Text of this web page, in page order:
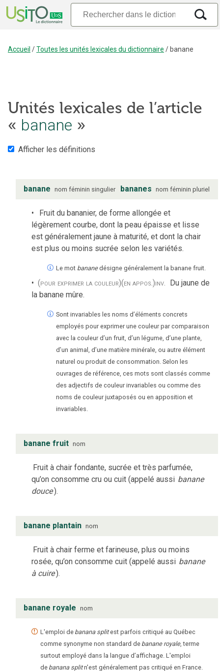
Accueil /Toutes les unités lexicales du dictionnaire / banane
Unités lexicales de l’article
« banane »
Afficher les définitions
banane nom féminin singulier bananes nom féminin pluriel
Fruit du bananier, de forme allongée et
légèrement courbe, dont la peau épaisse et lisse
est généralement jaune à maturité, et dont la chair
est plus ou moins sucrée selon les variétés.
Le mot banane désigne généralement la banane fruit.
(pour exprimer la couleur)(en appos.)inv. Du jaune de
la banane mûre.
Sont invariables les noms d’éléments concrets
employés pour exprimer une couleur par comparaison
avec la couleur d’un fruit, d’un légume, d’une plante,
d’un animal, d’une matière minérale, ou autre élément
naturel ou produit de consommation. Selon les
ouvrages de référence, ces mots sont classés comme
des adjectifs de couleur invariables ou comme des
noms de couleur juxtaposés ou en apposition et
invariables.
banane fruit nom
Fruit à chair fondante, sucrée et très parfumée,
qu’on consomme cru ou cuit (appelé aussi banane
douce).
banane plantain nom
Fruit à chair ferme et farineuse, plus ou moins
rosée, qu’on consomme cuit (appelé aussi banane
à cuire).
banane royale nom
L'emploi de banana splitest parfois critiqué au Québec
comme synonyme non standard de banane royale, terme
surtout employé dans la langue d’affichage. L'emploi
de banana splitn'est généralement pas critiqué en France.